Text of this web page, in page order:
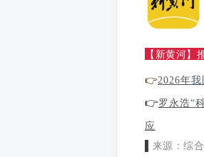
【新黄河】
👉2026年
👉罗永浩“
应
来源：综